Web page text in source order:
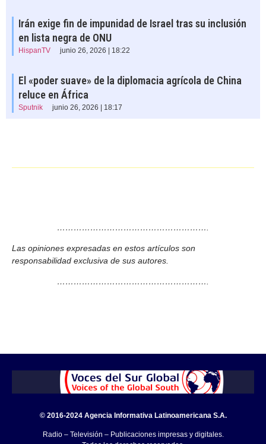
Irán exige fin de impunidad de Israel tras su inclusión
en lista negra de ONU
HispanTV junio 26, 2026 | 18:22
El «poder suave» de la diplomacia agrícola de China
reluce en África
Sputnik junio 26, 2026 | 18:17
……………………………………………….
Las opiniones expresadas en estos artículos son
responsabilidad exclusiva de sus autores.
……………………………………………….
© 2016-2024 Agencia Informativa Latinoamericana S.A.
Radio – Televisión – Publicaciones impresas y digitales.